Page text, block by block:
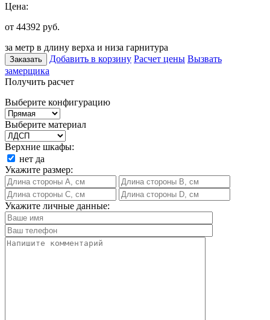
Цена:
от 44392 руб.
за метр в длину верха и низа гарнитура
Заказать Добавить в корзину Расчет цены Вызвать
замерщика
Получить расчет
Выберите конфигурацию
Выберите материал
Верхние шкафы:
нет да
Укажите размер:
Укажите личные данные: